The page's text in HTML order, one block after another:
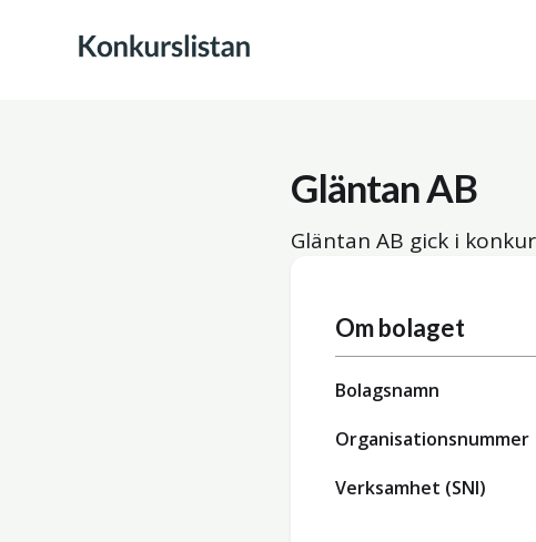
Gläntan AB
Gläntan AB gick i
Om bolaget
Bolagsnamn
Organisationsnummer
Verksamhet (SNI)